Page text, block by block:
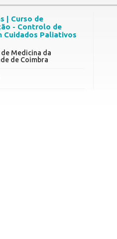
| Curso de
- Controlo de
Cuidados Paliativos
Medicina da
de Coimbra